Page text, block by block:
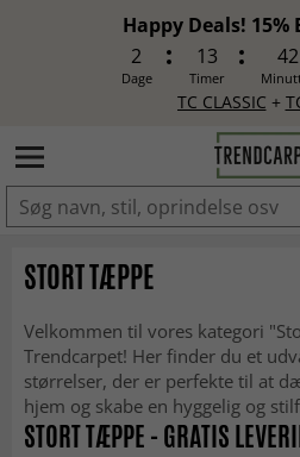
Happy Deals! 15%
2
Dage
13
Timer
42
TC CLASSIC +
STORT TÆPPE
Velkommen til vores kategori
Trendcarpet! Her finder du et
størrelser, der er perfekte til at
hjem og skabe en hyggelig og
STORT TÆPPE - GRATIS